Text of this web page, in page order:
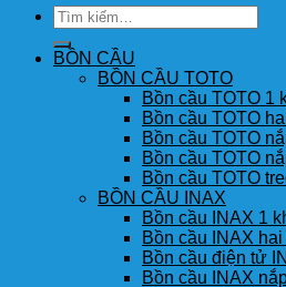
Tìm
kiếm:
BỒN CẦU
BỒN CẦU TOTO
Bồn cầu TOTO 1
Bồn cầu TOTO
Bồn cầu TOTO
Bồn cầu TOTO
Bồn cầu TOTO
BỒN CẦU INAX
Bồn cầu INAX 1
Bồn cầu INAX hai
Bồn cầu điện tử
Bồn cầu INAX